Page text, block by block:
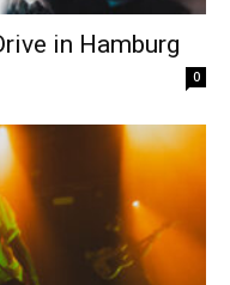
in Hamburg
0